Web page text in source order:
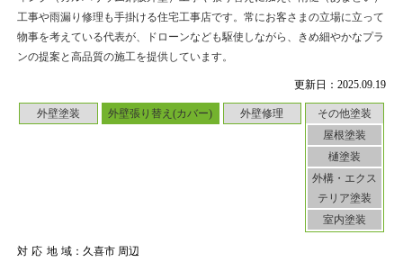
更新日：2025.09.19
外壁塗装 外壁張り替え(カバー) 外壁修理
その他塗装
屋根塗装
樋塗装
外構・エクス
テリア塗装
室内塗装
対応地域：久喜市 周辺
工事や雨漏り修理も手掛ける住宅工事店です。常にお客さまの立場に立って
物事を考えている代表が、ドローンなども駆使しながら、きめ細やかなプラ
ンの提案と高品質の施工を提供しています。